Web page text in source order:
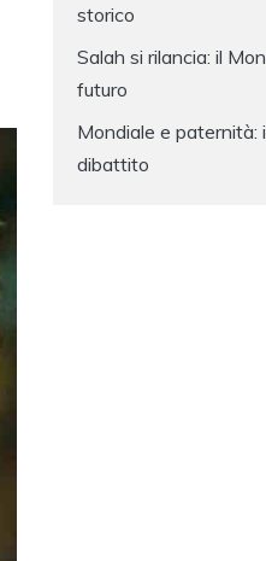
storico
Salah si rilancia: il
futuro
Mondiale e paternità:
dibattito